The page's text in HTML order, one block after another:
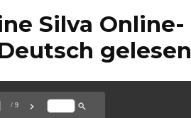
Silva Online-
gelesen